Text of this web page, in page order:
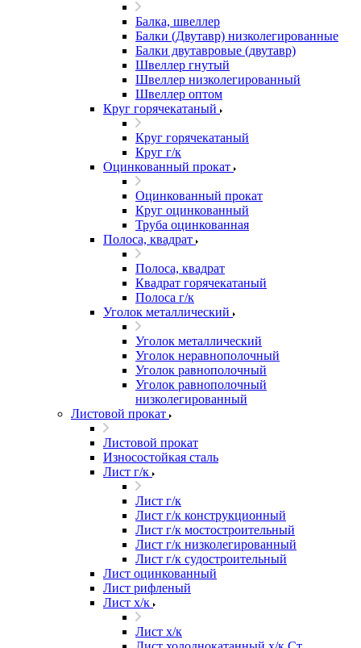
Балка, швеллер
Балки (Двутавр) низколегированные
Балки двутавровые (двутавр)
Швеллер гнутый
Швеллер низколегированный
Швеллер оптом
Круг горячекатаный
Круг горячекатаный
Круг г/к
Оцинкованный прокат
Оцинкованный прокат
Круг оцинкованный
Труба оцинкованная
Полоса, квадрат
Полоса, квадрат
Квадрат горячекатаный
Полоса г/к
Уголок металлический
Уголок металлический
Уголок неравнополочный
Уголок равнополочный
Уголок равнополочный
низколегированный
Листовой прокат
Листовой прокат
Износостойкая сталь
Лист г/к
Лист г/к
Лист г/к конструкционный
Лист г/к мостостроительный
Лист г/к низколегированный
Лист г/к судостроительный
Лист оцинкованный
Лист рифленый
Лист х/к
Лист х/к